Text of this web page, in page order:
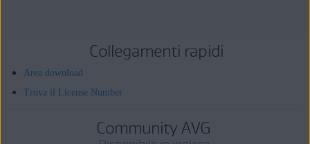
Collegamenti rapidi
Area download
Trova il License Number
Community AVG